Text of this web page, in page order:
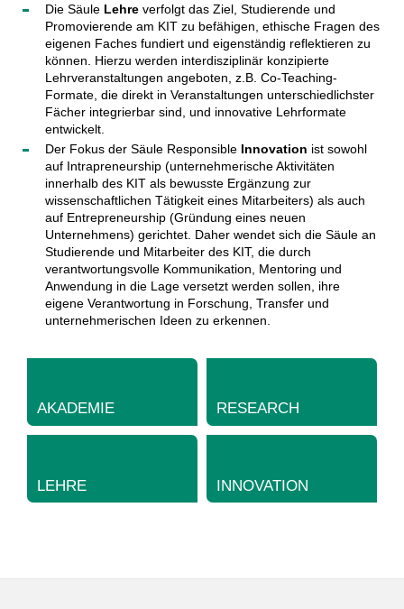
Die Säule Lehreverfolgt das Ziel, Studierende und
Promovierende am KIT zu befähigen, ethische Fragen des
eigenen Faches fundiert und eigenständig reflektieren zu
können. Hierzu werden interdisziplinär konzipierte
Lehrveranstaltungen angeboten, z.B. Co-Teaching-
Formate, die direkt in Veranstaltungen unterschiedlichster
Fächer integrierbar sind, und innovative Lehrformate
entwickelt.
Der Fokus der Säule Responsible Innovation ist sowohl
auf Intrapreneurship (unternehmerische Aktivitäten
innerhalb des KIT als bewusste Ergänzung zur
wissenschaftlichen Tätigkeit eines Mitarbeiters) als auch
auf Entrepreneurship (Gründung eines neuen
Unternehmens) gerichtet. Daher wendet sich die Säule an
Studierende und Mitarbeiter des KIT, die durch
verantwortungsvolle Kommunikation, Mentoring und
Anwendung in die Lage versetzt werden sollen, ihre
eigene Verantwortung in Forschung, Transfer und
unternehmerischen Ideen zu erkennen.
AKADEMIE RESEARCH
LEHRE INNOVATION